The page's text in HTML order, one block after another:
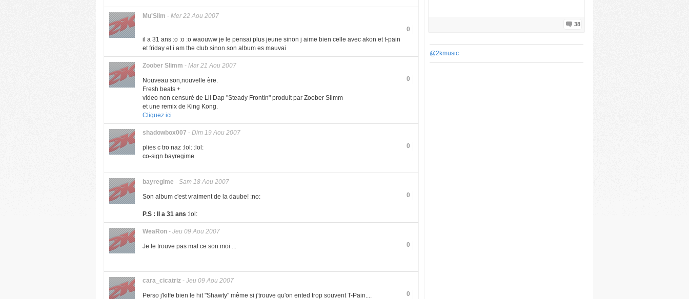
Mu'Slim - Mer 22 Aou 2007
0
il a 31 ans :o :o :o waouww je le pensai plus jeune sinon j aime bien celle avec akon et t-pain
et friday et i am the club sinon son album es mauvai
Zoober Slimm - Mar 21 Aou 2007
0
Nouveau son,nouvelle ère.
Fresh beats +
video non censuré de Lil Dap "Steady Frontin" produit par Zoober Slimm
et une remix de King Kong.
Cliquez ici
shadowbox007 - Dim 19 Aou 2007
0
plies c tro naz :lol: :lol:
co-sign bayregime
bayregime - Sam 18 Aou 2007
0
Son album c'est vraiment de la daube! :no:
P.S : Il a 31 ans :lol:
WeaRon - Jeu 09 Aou 2007
0
Je le trouve pas mal ce son moi ...
cara_cicatriz - Jeu 09 Aou 2007
0
Perso j'kiffe bien le hit "Shawty" même si j'trouve qu'on ented trop souvent T-Pain....
38
@2kmusic